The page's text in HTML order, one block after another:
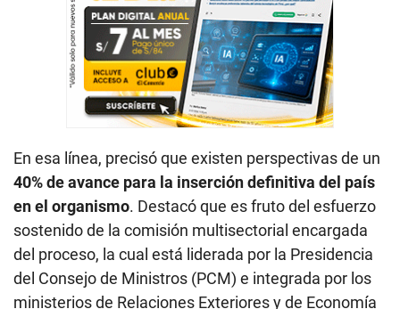
En esa línea, precisó que existen perspectivas de un
40% de avance para la inserción definitiva del país
en el organismo. Destacó que es fruto del esfuerzo
sostenido de la comisión multisectorial encargada
del proceso, la cual está liderada por la Presidencia
del Consejo de Ministros (PCM) e integrada por los
ministerios de Relaciones Exteriores y de Economía